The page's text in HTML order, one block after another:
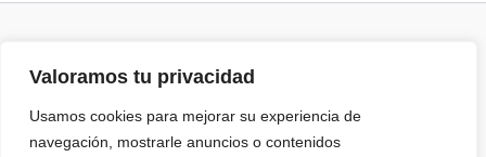
Valoramos tu privacidad
Usamos cookies para mejorar su experiencia de
navegación, mostrarle anuncios o contenidos
Términos y Condiciones
Aviso Legal